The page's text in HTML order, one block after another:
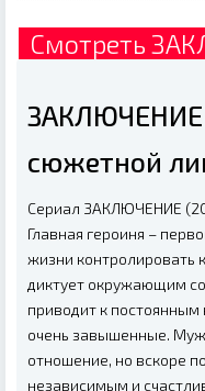
Смотреть
ЗАКЛЮЧЕНИЕ
сюжетной
Сериал ЗАКЛЮЧЕНИЕ
Главная героиня –
жизни контролировать
диктует окружающим
приводит к
очень завышенные.
отношение, но вскоре
независимым и